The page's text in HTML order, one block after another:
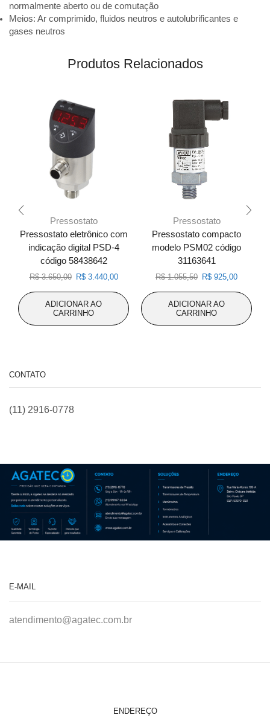
normalmente aberto ou de comutação
Meios: Ar comprimido, fluidos neutros e autolubrificantes e
gases neutros
Produtos Relacionados
Pressostato
Pressostato eletrônico com
indicação digital PSD-4
código 58438642
R$3.650,00 O
original
era:
R$ 3.650,00.
R$3.440,00O
atual
R$ 3.440,00.
ADICIONAR AO
CARRINHO
Pressostato
Pressostato compacto
modelo PSM02 código
31163641
R$1.055,50 O
original
era:
R$ 1.055,50.
R$ 925,00O
atual
R$
ADICIONAR AO
CARRINHO
CONTATO
(11) 2916-0778
E-MAIL
atendimento@agatec.com.br
ENDEREÇO